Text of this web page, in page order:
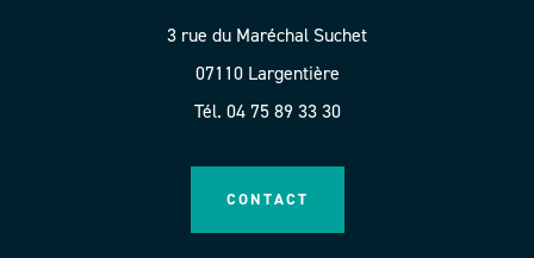
3 rue du Maréchal Suchet
07110 Largentière
Tél. 04 75 89 33 30
CONTACT